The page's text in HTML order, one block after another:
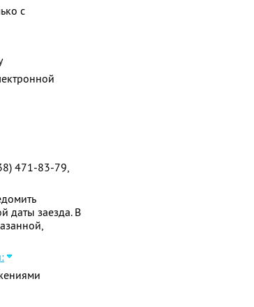
с
471-83-79,
даты заезда. В